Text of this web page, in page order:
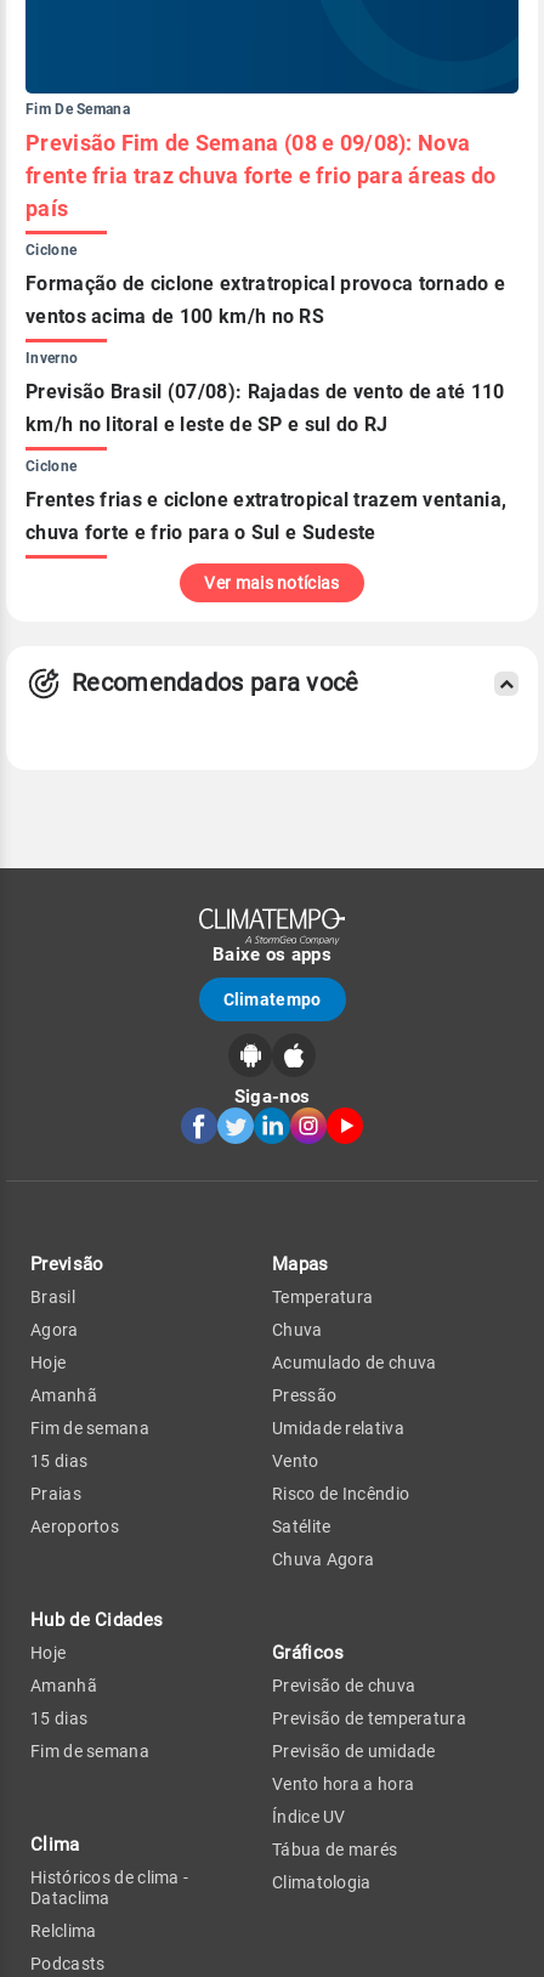
Fim De Semana
Previsão Fim de Semana (08 e 09/08): Nova
frente fria traz chuva forte e frio para áreas do
país
Ciclone
Formação de ciclone extratropical provoca tornado e
ventos acima de 100 km/h no RS
Inverno
Previsão Brasil (07/08): Rajadas de vento de até 110
km/h no litoral e leste de SP e sul do RJ
Ciclone
Frentes frias e ciclone extratropical trazem ventania,
chuva forte e frio para o Sul e Sudeste
Ver mais notícias
Recomendados para você
Baixe os apps
Climatempo
Siga-nos
Previsão
Brasil
Agora
Hoje
Amanhã
Fim de semana
15 dias
Praias
Aeroportos
Hub de Cidades
Hoje
Amanhã
15 dias
Fim de semana
Clima
Históricos de clima -
Dataclima
Relclima
Podcasts
Mapas
Temperatura
Chuva
Acumulado de chuva
Pressão
Umidade relativa
Vento
Risco de Incêndio
Satélite
Chuva Agora
Gráficos
Previsão de chuva
Previsão de temperatura
Previsão de umidade
Vento hora a hora
Índice UV
Tábua de marés
Climatologia